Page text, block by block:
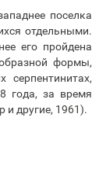
поселка
отдельными.
его пройдена
формы,
года, за время
и другие, 1961).